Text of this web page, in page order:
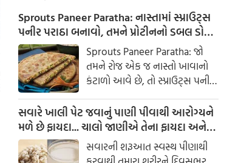
Sprouts Paneer Paratha: નાસ્તામાં સ્પ્રાઉટ્સ
પનીર પરાઠા બનાવો, તમને પ્રોટીનનો ડબલ ડોઝ
મળશે
Sprouts Paneer Paratha: જો
તમને રોજ એક જ નાસ્તો ખાવાનો
કંટાળો આવે છે, તો સ્પ્રાઉટ્સ પનીર
પરાઠા બનાવવાનો પ્રયાસ કરો. તે
માત્ર સ્વાદિષ્ટ જ નથી પણ તમારા
સ્વાસ્થ્ય માટે અતિ ફાયદાકારક પણ
સવારે ખાલી પેટ જવાનું પાણી પીવાથી આરોગ્યને
મળે છે ફાયદા... ચાલો જાણીએ તેના ફાયદા અને
ઉપયોગ કરવાની યોગ્ય રીતસવારની શરૂઆત સ્વસ્થ પીણાથી